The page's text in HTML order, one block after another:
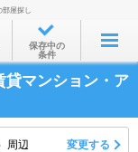
部屋探し
保存中の
条件
貸マンション・ア
周辺 変更する